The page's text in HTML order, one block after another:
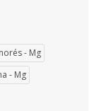
- Mg
- Mg